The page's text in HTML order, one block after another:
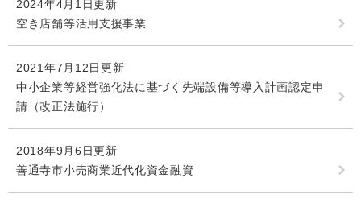
2024年4月1日更新
空き店舗等活用支援事業
2021年7月12日更新
中小企業等経営強化法に基づく先端設備等導入計画認定申
請（改正法施行）
2018年9月6日更新
善通寺市小売商業近代化資金融資